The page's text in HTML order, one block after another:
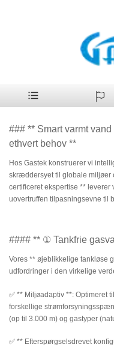
16L Hot
Instant LPG Naturligt Varmt
Instant LPG Naturligt
bruser Manufacturers
### ** Smart varmt
ethvert behov **
Hos Gastek konstruerer vi
skræddersyet til globale miljøer
certificeret ekspertise ** leverer
uovertruffen tilpasningsevne til
#### ** ① Tankfrie
Vores ** øjeblikkelige tankløse
udfordringer i den virkelige
✅ ** Miljøadaptiv **: Optimeret
forskellige
(op til 3.000 m) og gastyper
✅ ** Efterspørgselsdrevet